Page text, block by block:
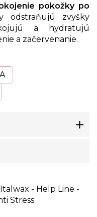
pokožky po
odstraňujú zvyšky
a hydratujú
a začervenanie.